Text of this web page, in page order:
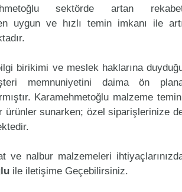
sektörde artan
uygun ve hızlı temin imkanı ile
birikimi ve meslek haklarına
memnuniyetini daima ön
Karamehmetoğlu malzeme
ürünler sunarken; özel siparişlerinize
ve nalbur malzemeleri
ile iletişime Geçebilirsiniz.